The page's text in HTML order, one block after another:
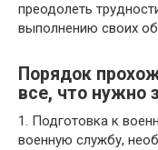
преодолеть
выполнению своих
Порядок
все, что нужно
1. Подготовка к
военную службу,